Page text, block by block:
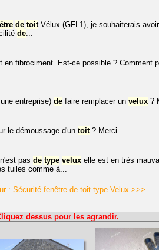
de toitVélux (GFL1), je souhaiterais
de...
en fibrociment. Est-ce possible ? Comment
entreprise) de faire remplacer un velux ?
le démoussage d'un toit? Merci.
pas de type velux elle est en très
tuiles comme à...
: Sécurité fenêtre de toit type Velux >>>
dessus pour les agrandir.